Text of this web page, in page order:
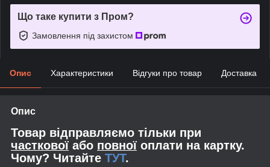
Що таке купити з Пром?
Замовлення під захистом
Опис Характеристики Відгуки про товар Доставка
Опис
Товар відправляємо тільки при
часткової або повної оплати на картку.
Чому? Читайте ТУТ.